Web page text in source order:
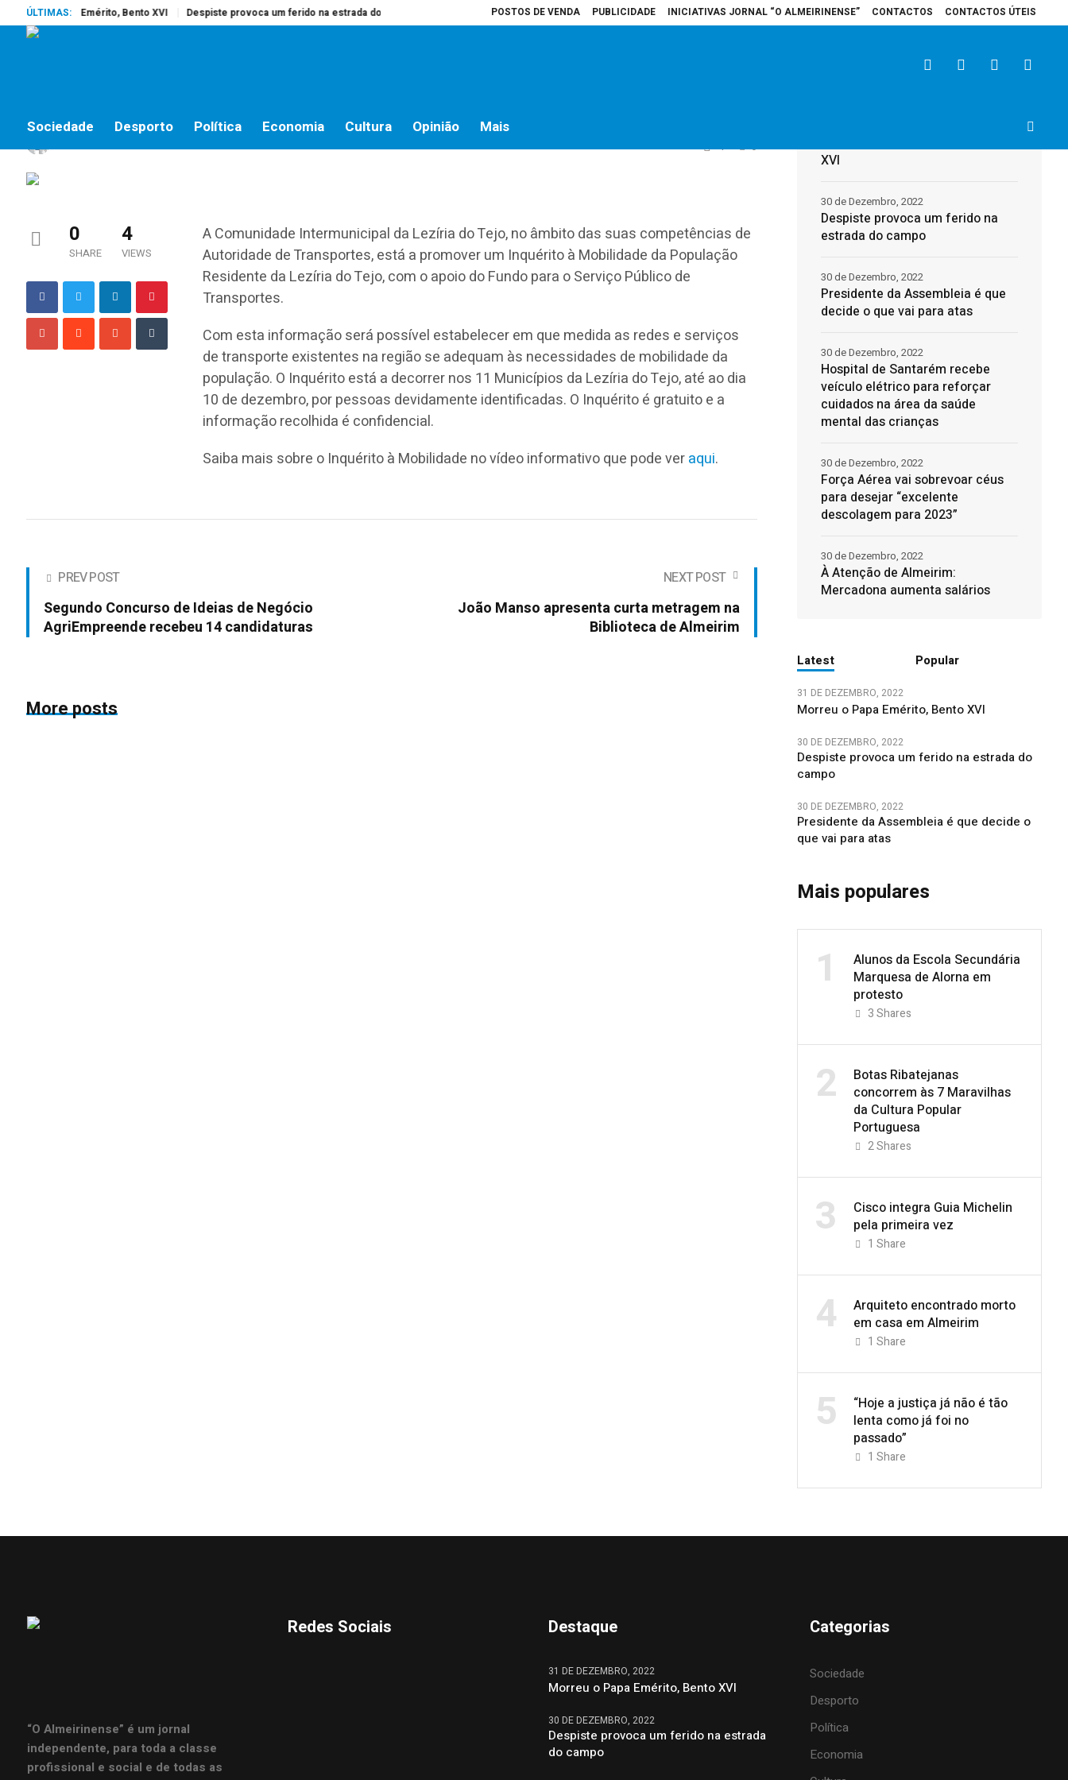
POSTOS DE VENDA PUBLICIDADE INICIATIVAS JORNAL “O ALMEIRINENSE” CONTACTOS CONTACTOS ÚTEIS
ÚLTIMAS:
o Papa Emérito, Bento XVI Despiste provoca um ferido na estrada do campo Presidente da Assembleia é que decide o que vai para atas Hospital de Santarém recebe veículo elétrico para reforçar cuidados na área
Sociedade Desporto Política Economia Cultura Opinião Mais
4 0
0
SHARE
4
VIEWS
A Comunidade Intermunicipal da Lezíria do Tejo, no âmbito das suas competências de
Autoridade de Transportes, está a promover um Inquérito à Mobilidade da População
Residente da Lezíria do Tejo, com o apoio do Fundo para o Serviço Público de
Transportes.
Com esta informação será possível estabelecer em que medida as redes e serviços
de transporte existentes na região se adequam às necessidades de mobilidade da
população. O Inquérito está a decorrer nos 11 Municípios da Lezíria do Tejo, até ao dia
10 de dezembro, por pessoas devidamente identificadas. O Inquérito é gratuito e a
informação recolhida é confidencial.
Saiba mais sobre o Inquérito à Mobilidade no vídeo informativo que pode veraqui.
PREV POST
Segundo Concurso de Ideias de Negócio
AgriEmpreende recebeu 14 candidaturas
NEXT POST
João Manso apresenta curta metragem na
Biblioteca de Almeirim
More posts
XVI
Despiste provoca um ferido na
estrada do campo
30 de Dezembro, 2022
Presidente da Assembleia é que
decide o que vai para atas
30 de Dezembro, 2022
Hospital de Santarém recebe
veículo elétrico para reforçar
cuidados na área da saúde
mental das crianças
30 de Dezembro, 2022
Força Aérea vai sobrevoar céus
para desejar “excelente
descolagem para 2023”
30 de Dezembro, 2022
À Atenção de Almeirim:
Mercadona aumenta salários
30 de Dezembro, 2022
Latest Popular
31 DE DEZEMBRO, 2022
Morreu o Papa Emérito, Bento XVI
30 DE DEZEMBRO, 2022
Despiste provoca um ferido na estrada do
campo
30 DE DEZEMBRO, 2022
Presidente da Assembleia é que decide o
que vai para atas
Mais populares
1
Alunos da Escola Secundária
Marquesa de Alorna em
protesto
3Shares
2
Botas Ribatejanas
concorrem às 7 Maravilhas
da Cultura Popular
Portuguesa
2Shares
3
Cisco integra Guia Michelin
pela primeira vez
1 Share
4
Arquiteto encontrado morto
em casa em Almeirim
1 Share
5
“Hoje a justiça já não é tão
lenta como já foi no
passado”
1 Share
“O Almeirinense” é um jornal
independente, para toda a classe
profissional e social e de todas as
Redes Sociais Destaque
31 DE DEZEMBRO, 2022
Morreu o Papa Emérito, Bento XVI
30 DE DEZEMBRO, 2022
Despiste provoca um ferido na estrada
do campo
Categorias
Sociedade
Desporto
Política
Economia